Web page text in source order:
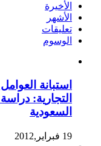
الأخيرة
الأشهر
تعليقات
الوسوم
استبانة
التجارية:
السعودية
19 فبراير,2012